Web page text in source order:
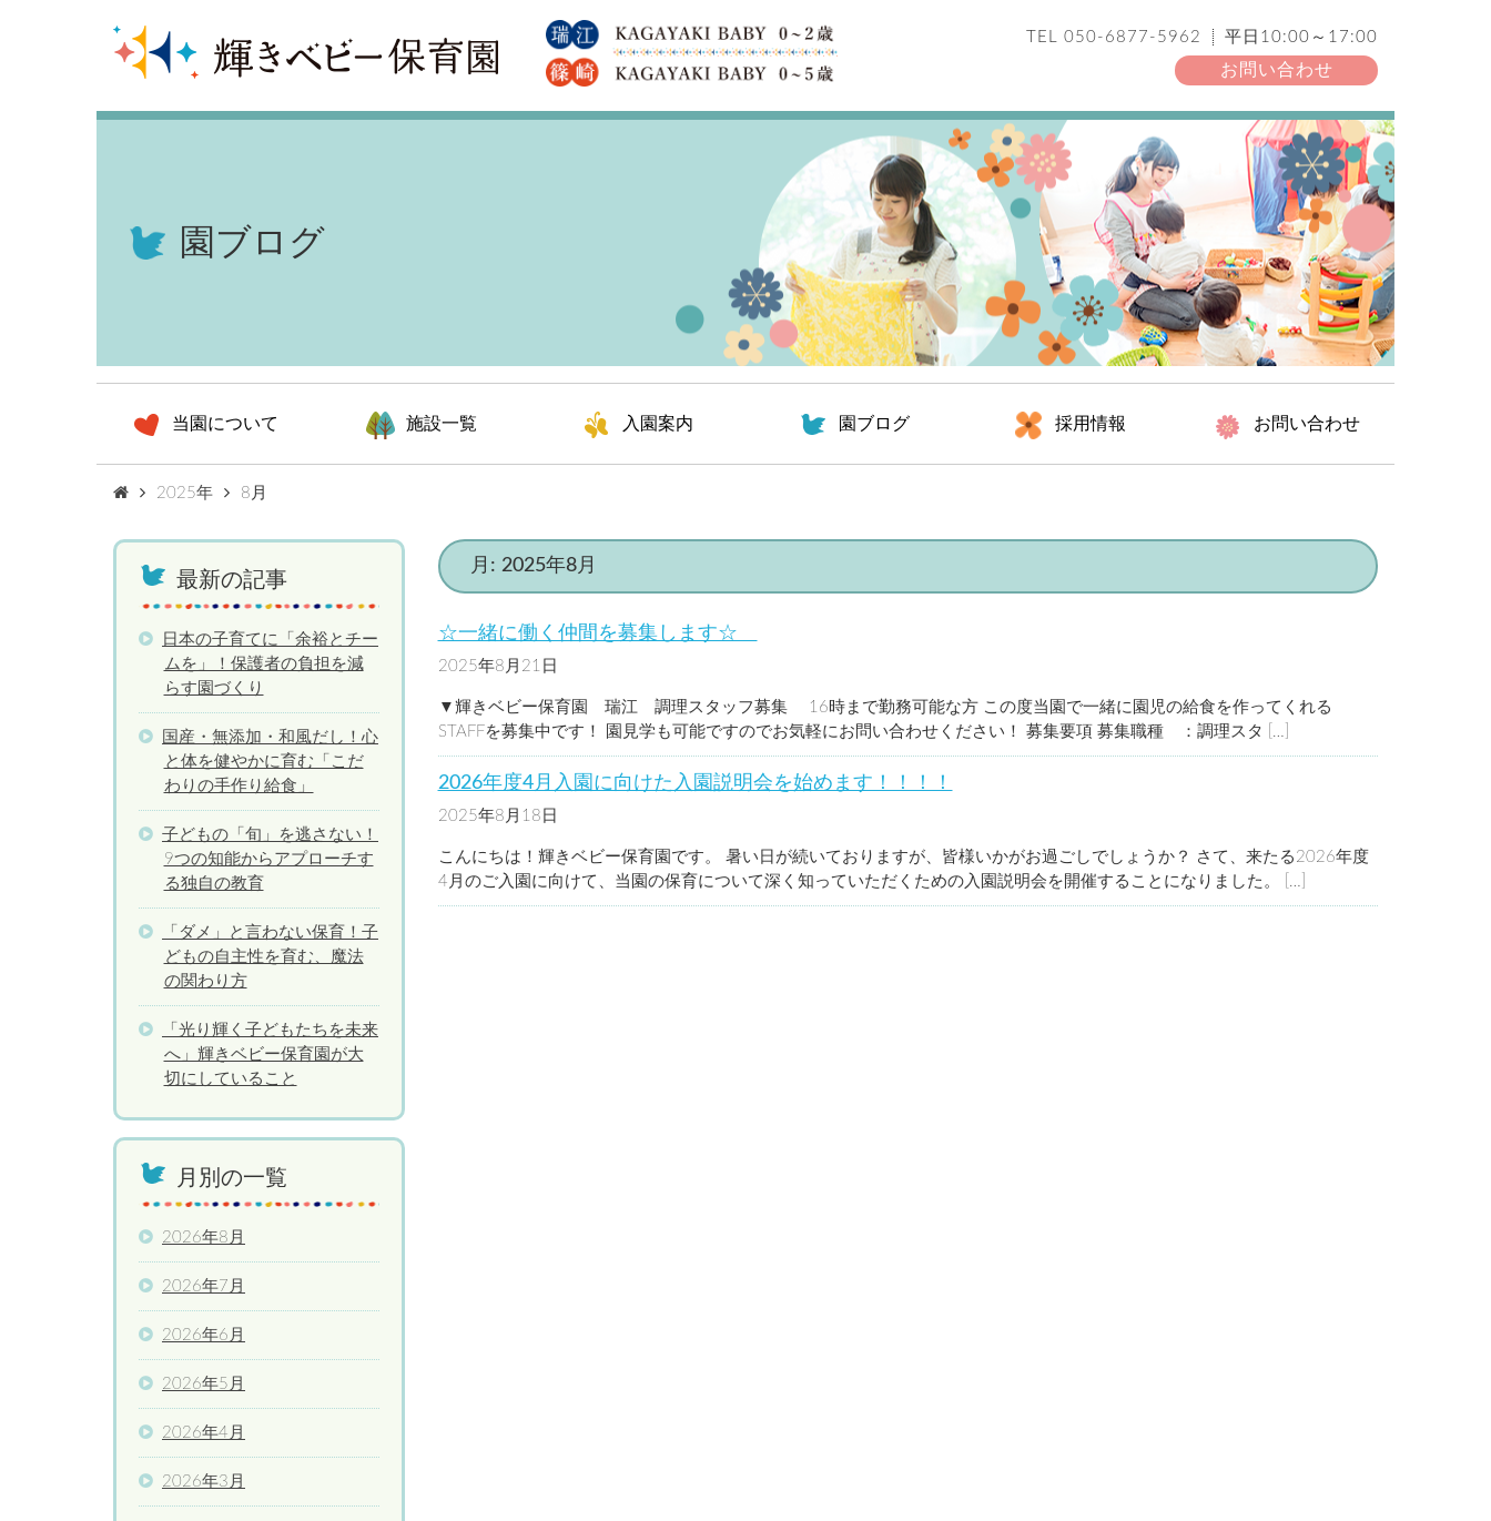
TEL 050-6877-5962 平日10:00～17:00
お問い合わせ
園ブログ
当園について
保育園理念
代表挨拶
保育理念
保育方針
保育園での生活
施設一覧 入園案内 園ブログ 採用情報 お問い合わせ
2025年 8月
月: 2025年8月
☆一緒に働く仲間を募集します☆
2025年8月21日
▼輝きベビー保育園 瑞江 調理スタッフ募集 16時まで勤務可能な方 この度当園で一緒に園児の給食を作ってくれる
STAFFを募集中です！ 園見学も可能ですのでお気軽にお問い合わせください！ 募集要項 募集職種 ：調理スタ […]
2026年度4月入園に向けた入園説明会を始めます！！！！
2025年8月18日
こんにちは！輝きベビー保育園です。 暑い日が続いておりますが、皆様いかがお過ごしでしょうか？ さて、来たる2026年度
4月のご入園に向けて、当園の保育について深く知っていただくための入園説明会を開催することになりました。 […]
最新の記事
日本の子育てに「余裕とチー
ムを」！保護者の負担を減
らす園づくり
国産・無添加・和風だし！心
と体を健やかに育む「こだ
わりの手作り給食」
子どもの「旬」を逃さない！
9つの知能からアプローチす
る独自の教育
「ダメ」と言わない保育！子
どもの自主性を育む、魔法
の関わり方
「光り輝く子どもたちを未来
へ」輝きベビー保育園が大
切にしていること
月別の一覧
2026年8月
2026年7月
2026年6月
2026年5月
2026年4月
2026年3月